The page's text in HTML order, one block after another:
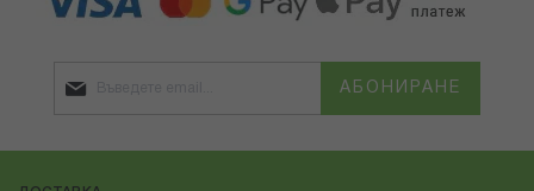
АБОНИРАНЕ